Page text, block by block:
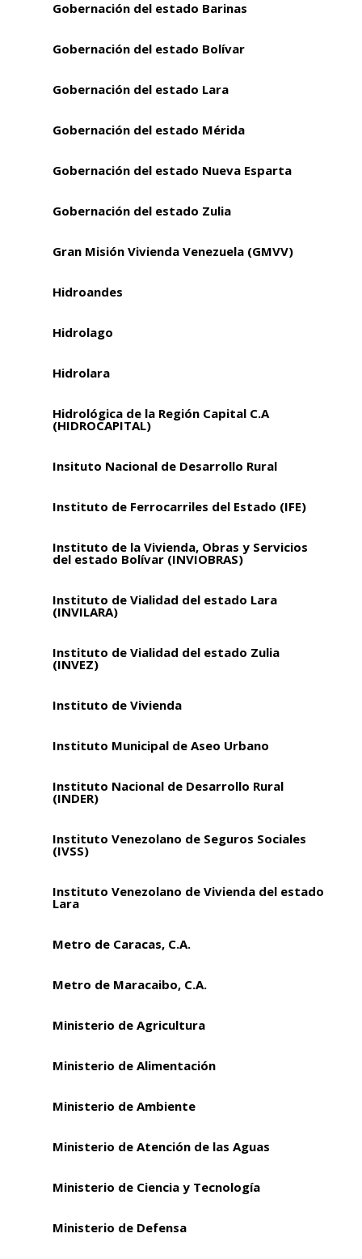
Gobernación del estado Barinas
Gobernación del estado Bolívar
Gobernación del estado Lara
Gobernación del estado Mérida
Gobernación del estado Nueva Esparta
Gobernación del estado Zulia
Gran Misión Vivienda Venezuela (GMVV)
Hidroandes
Hidrolago
Hidrolara
Hidrológica de la Región Capital C.A
(HIDROCAPITAL)
Insituto Nacional de Desarrollo Rural
Instituto de Ferrocarriles del Estado (IFE)
Instituto de la Vivienda, Obras y Servicios
del estado Bolívar (INVIOBRAS)
Instituto de Vialidad del estado Lara
(INVILARA)
Instituto de Vialidad del estado Zulia
(INVEZ)
Instituto de Vivienda
Instituto Municipal de Aseo Urbano
Instituto Nacional de Desarrollo Rural
(INDER)
Instituto Venezolano de Seguros Sociales
(IVSS)
Instituto Venezolano de Vivienda del estado
Lara
Metro de Caracas, C.A.
Metro de Maracaibo, C.A.
Ministerio de Agricultura
Ministerio de Alimentación
Ministerio de Ambiente
Ministerio de Atención de las Aguas
Ministerio de Ciencia y Tecnología
Ministerio de Defensa